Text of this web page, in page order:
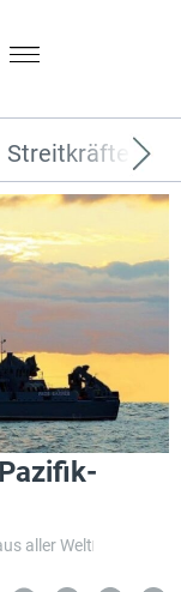
Streitkräfte
aller Welt